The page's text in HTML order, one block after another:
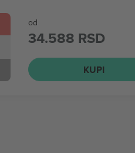
od
34.588 RSD
KUPI